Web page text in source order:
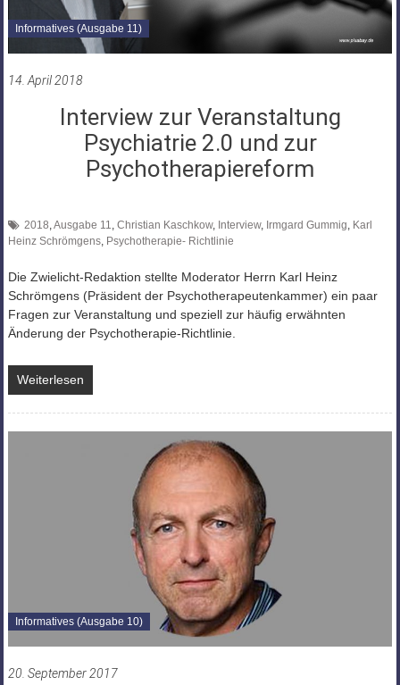
Informatives (Ausgabe 11)
14. April 2018
Interview zur Veranstaltung
Psychiatrie 2.0 und zur
Psychotherapiereform
2018,Ausgabe 11, Christian Kaschkow, Interview, Irmgard Gummig, Karl
Heinz Schrömgens, Psychotherapie- Richtlinie
Die Zwielicht-Redaktion stellte Moderator Herrn Karl Heinz
Schrömgens (Präsident der Psychotherapeutenkammer) ein paar
Fragen zur Veranstaltung und speziell zur häufig erwähnten
Änderung der Psychotherapie-Richtlinie.
Weiterlesen
Informatives (Ausgabe 10)
20. September 2017